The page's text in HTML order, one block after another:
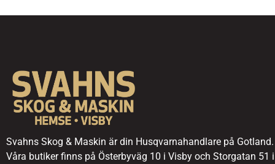
Svahns Skog & Maskin är din Husqvarnahandlare på Gotland.
Våra butiker finns på Österbyväg 10 i Visby och Storgatan 51 i